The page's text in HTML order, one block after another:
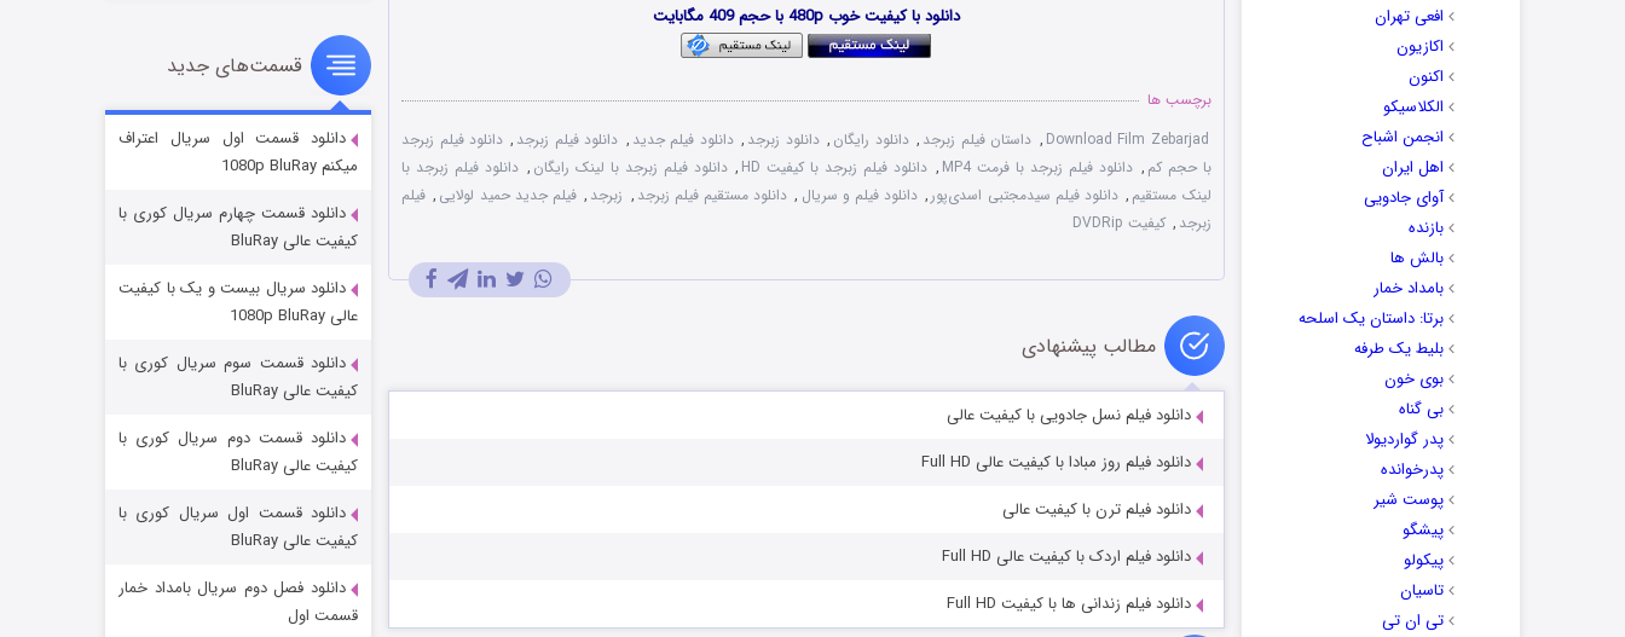
افعی تهران
اکازیون
اکنون
الکلاسیکو
انجمن اشباح
اهل ایران
آوای جادویی
بازنده
بالش ها
بامداد خمار
برتا: داستان یک اسلحه
بلیط یک‌‌ طرفه
بوی خون
بی گناه
پدر گواردیولا
پدرخوانده
پوست شیر
پیشگو
پیکولو
تاسیان
تی ان تی
دانلود با کیفیت خوب 480p با حجم 409 مگابایت
برچسب ها
Download Film Zebarjad
, داستان فیلم زبرجد , دانلود رایگان , دانلود زبرجد , دانلود فیلم جدید , دانلود فیلم زبرجد , دانلود فیلم زبرجد
با حجم کم , دانلود فیلم زبرجد با فرمت MP4 , دانلود فیلم زبرجد با کیفیت HD , دانلود فیلم زبرجد با لینک رایگان , دانلود فیلم زبرجد با
لینک مستقیم , دانلود فیلم سیدمجتبی اسدی‌پور , دانلود فیلم و سریال , دانلود مستقیم فیلم زبرجد , زبرجد , فیلم جدید حمید لولایی , فیلم
زبرجد , کیفیت DVDRip
مطالب پیشنهادی
دانلود فیلم نسل جادویی با کیفیت عالی
دانلود فیلم روز مبادا با کیفیت عالی Full HD
دانلود فیلم ترن با کیفیت عالی
دانلود فیلم اردک با کیفیت عالی Full HD
دانلود فیلم زندانی ها با کیفیت Full HD
مردگان متحرک: شهر مرده ۳
قسمت۲ (زیرنویس) منتشر شد
شکست استوارت در نجات جهان
قسمت‌های جدید
دانلود قسمت اول سریال اعتراف
میکنم 1080p BluRay
دانلود قسمت چهارم سریال کوری با
کیفیت عالی BluRay
دانلود سریال بیست و یک با کیفیت
عالی 1080p BluRay
دانلود قسمت سوم سریال کوری با
کیفیت عالی BluRay
دانلود قسمت دوم سریال کوری با
کیفیت عالی BluRay
دانلود قسمت اول سریال کوری با
کیفیت عالی BluRay
دانلود فصل دوم سریال بامداد خمار
قسمت اول